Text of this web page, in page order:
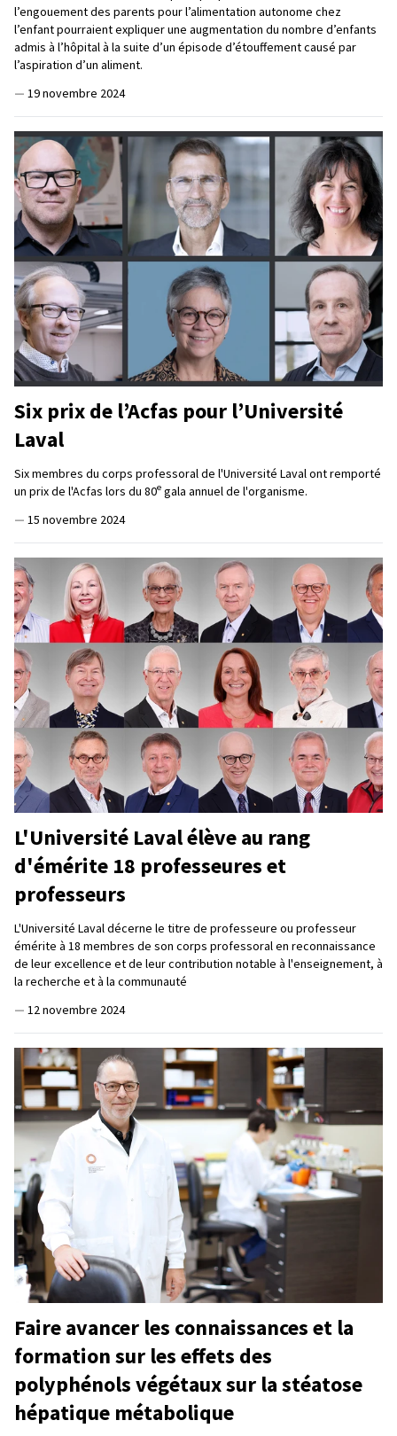
l’engouement des parents pour l’alimentation autonome chez
l’enfant pourraient expliquer une augmentation du nombre d’enfants
admis à l’hôpital à la suite d’un épisode d’étouffement causé par
l’aspiration d’un aliment.
— 19 novembre 2024
Six prix de l’Acfas pour l’Université
Laval
Six membres du corps professoral de l'Université Laval ont remporté
un prix de l'Acfas lors du 80e gala annuel de l'organisme.
— 15 novembre 2024
L'Université Laval élève au rang
d'émérite 18 professeures et
professeurs
L'Université Laval décerne le titre de professeure ou professeur
émérite à 18 membres de son corps professoral en reconnaissance
de leur excellence et de leur contribution notable à l'enseignement, à
la recherche et à la communauté
— 12 novembre 2024
Faire avancer les connaissances et la
formation sur les effets des
polyphénols végétaux sur la stéatose
hépatique métabolique